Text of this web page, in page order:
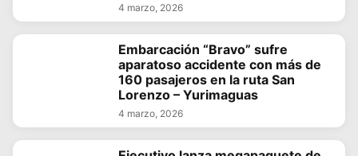
4 marzo, 2026
Embarcación “Bravo” sufre
aparatoso accidente con más de
160 pasajeros en la ruta San
Lorenzo – Yurimaguas
4 marzo, 2026